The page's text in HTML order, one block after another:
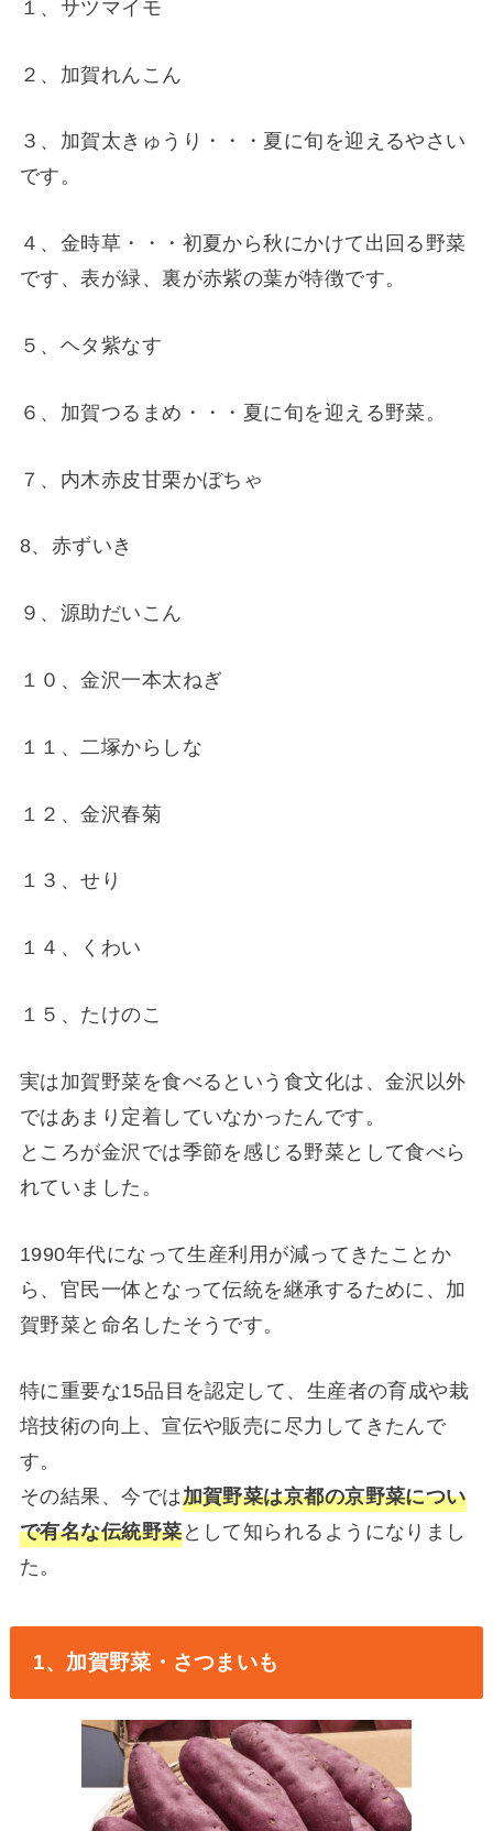
１、サツマイモ
２、加賀れんこん
３、加賀太きゅうり・・・夏に旬を迎えるやさい
です。
４、金時草・・・初夏から秋にかけて出回る野菜
です、表が緑、裏が赤紫の葉が特徴です。
５、ヘタ紫なす
６、加賀つるまめ・・・夏に旬を迎える野菜。
７、内木赤皮甘栗かぼちゃ
8、赤ずいき
９、源助だいこん
１０、金沢一本太ねぎ
１１、二塚からしな
１２、金沢春菊
１３、せり
１４、くわい
１５、たけのこ
実は加賀野菜を食べるという食文化は、金沢以外
ではあまり定着していなかったんです。
ところが金沢では季節を感じる野菜として食べら
れていました。
1990年代になって生産利用が減ってきたことか
ら、官民一体となって伝統を継承するために、加
賀野菜と命名したそうです。
特に重要な15品目を認定して、生産者の育成や栽
培技術の向上、宣伝や販売に尽力してきたんで
す。
その結果、今では加賀野菜は京都の京野菜につい
で有名な伝統野菜として知られるようになりまし
た。
1、加賀野菜・さつまいも